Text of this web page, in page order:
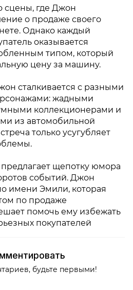
сцены, где Джон
о продаже своего
Однако каждый
оказывается
типом, который
цену за машину.
сталкивается с разными
жадными
коллекционерами и
из автомобильной
только усугубляет
щепотку юмора
событий. Джон
имени Эмили, которая
по продаже
помочь ему избежать
покупателей
будьте первыми!